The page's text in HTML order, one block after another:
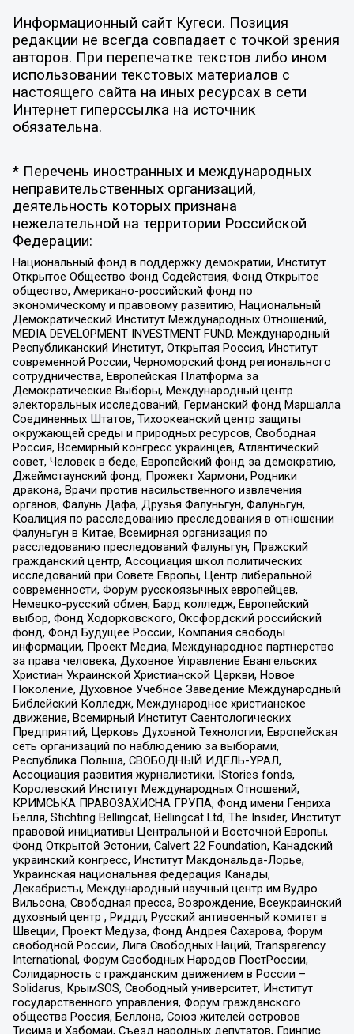
Информационный сайт Кугеси. Позиция
редакции не всегда совпадает с точкой зрения
авторов. При перепечатке текстов либо ином
использовании текстовых материалов с
настоящего сайта на иных ресурсах в сети
Интернет гиперссылка на источник
обязательна.
* Перечень иностранных и международных
неправительственных организаций,
деятельность которых признана
нежелательной на территории Российской
Федерации:
Национальный фонд в поддержку демократии, Институт
Открытое Общество Фонд Содействия, Фонд Открытое
общество, Американо-российский фонд по
экономическому и правовому развитию, Национальный
Демократический Институт Международных Отношений,
MEDIA DEVELOPMENT INVESTMENT FUND, Международный
Республиканский Институт, Открытая Россия, Институт
современной России, Черноморский фонд регионального
сотрудничества, Европейская Платформа за
Демократические Выборы, Международный центр
электоральных исследований, Германский фонд Маршалла
Соединенных Штатов, Тихоокеанский центр защиты
окружающей среды и природных ресурсов, Свободная
Россия, Всемирный конгресс украинцев, Атлантический
совет, Человек в беде, Европейский фонд за демократию,
Джеймстаунский фонд, Прожект Хармони, Родники
дракона, Врачи против насильственного извлечения
органов, Фалунь Дафа, Друзья Фалуньгун, Фалуньгун,
Коалиция по расследованию преследования в отношении
Фалуньгун в Китае, Всемирная организация по
расследованию преследований Фалуньгун, Пражский
гражданский центр, Ассоциация школ политических
исследований при Совете Европы, Центр либеральной
современности, Форум русскоязычных европейцев,
Немецко-русский обмен, Бард колледж, Европейский
выбор, Фонд Ходорковского, Оксфордский российский
фонд, Фонд Будущее России, Компания свободы
информации, Проект Медиа, Международное партнерство
за права человека, Духовное Управление Евангельских
Христиан Украинской Христианской Церкви, Новое
Поколение, Духовное Учебное Заведение Международный
Библейский Колледж, Международное христианское
движение, Всемирный Институт Саентологических
Предприятий, Церковь Духовной Технологии, Европейская
сеть организаций по наблюдению за выборами,
Республика Польша, СВОБОДНЫЙ ИДЕЛЬ-УРАЛ,
Ассоциация развития журналистики, IStories fonds,
Королевский Институт Международных Отношений,
КРИМСЬКА ПРАВОЗАХИСНА ГРУПА, Фонд имени Генриха
Бёлля, Stichting Bellingcat, Bellingcat Ltd, The Insider, Институт
правовой инициативы Центральной и Восточной Европы,
Фонд Открытой Эстонии, Calvert 22 Foundation, Канадский
украинский конгресс, Институт Макдональда-Лорье,
Украинская национальная федерация Канады,
Декабристы, Международный научный центр им Вудро
Вильсона, Свободная пресса, Возрождение, Всеукраинский
духовный центр , Риддл, Русский антивоенный комитет в
Швеции, Проект Медуза, Фонд Андрея Сахарова, Форум
свободной России, Лига Свободных Наций, Transparеncy
International, Форум Свободных Народов ПостРоссии,
Солидарность с гражданским движением в России –
Solidarus, КрымSOS, Свободный университет, Институт
государственного управления, Форум гражданского
общества Россия, Беллона, Союз жителей островов
Тисима и Хабомаи, Съезд народных депутатов, Гринпис